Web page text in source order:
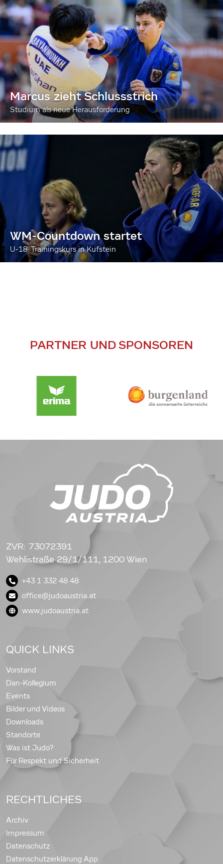
Marcus zieht Schlussstrich
Studium als neue Herausforderung
WM-Countdown startet
U-18: Trainingskurs in Kufstein
PARTNER UND SPONSOREN
ZVR: 73072391
Wehlistraße 29/1/111, 1200 Wien
+43 1 332 48 48
office@judoaustria.at
www.judoaustria.at
QUICK LINKS
Vorstand
Dan-Kollegium
Events
Bilder und Videos
Downloads
Standorte
Was ist Judo?
Für Respekt und Sicherheit
RECHTLICHES
Archiv
Impressum
Datenschutz
Datenschutzerklärung App